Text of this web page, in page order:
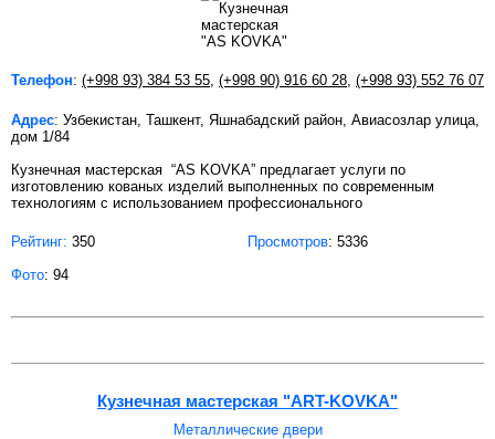
Телефон: (+998 93) 384 53 55 (+998 90) 916 60 28 (+998 93) 552 76 07
Адрес: Узбекистан, Ташкент, Яшнабадский район, Авиасозлар улица,
дом 1/84
Кузнечная мастерская “AS KOVKA” предлагает услуги по
изготовлению кованых изделий выполненных по современным
технологиям с использованием профессионального
Рейтинг: 350 Просмотров: 5336
Фото: 94
Кузнечная мастерская "ART-KOVKA"
Металлические двери